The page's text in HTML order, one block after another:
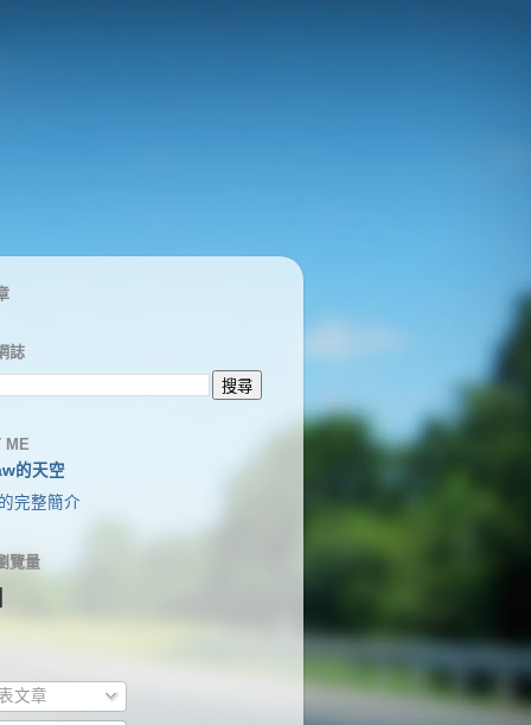
誌
ME
的天空
完整簡介
覽量
文章